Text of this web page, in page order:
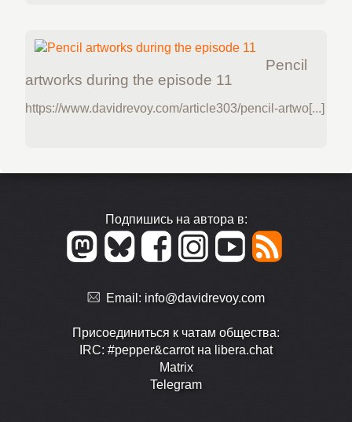
Pencil
artworks during the episode 11
https://www.davidrevoy.com/article303/pencil-artwo[...]
Подпишись на автора в:
Email: info@davidrevoy.com
Присоединиться к чатам общества:
IRC: #pepper&carrot на libera.chat
Matrix
Telegram